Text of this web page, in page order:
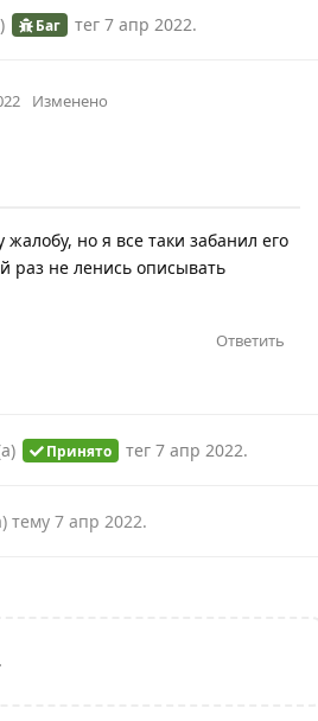
Баг тег 7 апр 2022.
Изменено
но я все таки забанил его
раз не ленись описывать
Ответить
Принято тег 7 апр 2022.
тему 7 апр 2022.